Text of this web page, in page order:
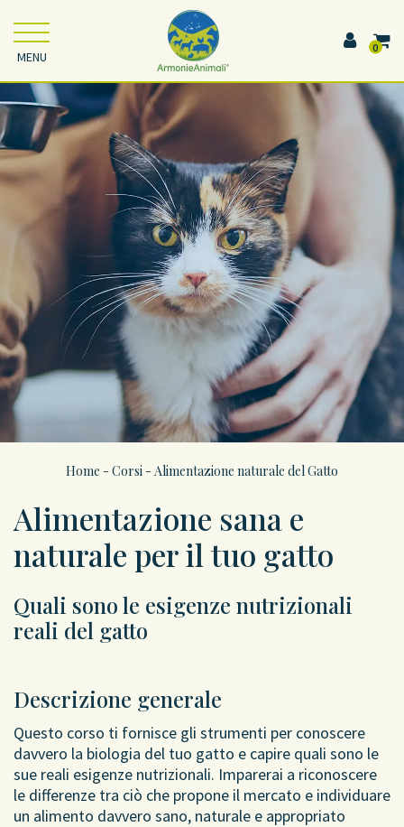
MENU
0
Home - Corsi - Alimentazione naturale del Gatto
Alimentazione sana e
naturale per il tuo gatto
Quali sono le esigenze nutrizionali
reali del gatto
Descrizione generale
Questo corso ti fornisce gli strumenti per conoscere
davvero la biologia del tuo gatto e capire quali sono le
sue reali esigenze nutrizionali. Imparerai a riconoscere
le differenze tra ciò che propone il mercato e individuare
un alimento davvero sano, naturale e appropriato